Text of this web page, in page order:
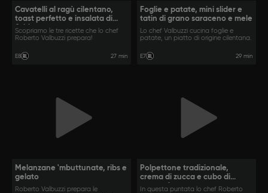
Cavatelli al ragù cilentano,
toast perfetto e insalata di
fichi
Scopriamo le tre ricette che lo chef
Roberto Valbuzzi prepara!
E8 27 min
Foglie e patate, mini slider e
tatin di grano saraceno e mele
Lo chef Valbuzzi cucina foglie e
patate, un piatto di origine cilentana.
E7 29 min
Melanzane 'mbuttunate, ribs e
gelato
Roberto Valbuzzi prepara le
Polpettone tradizionale,
crema di zucca e cubo di
zucca glassata
In questa puntata lo chef Roberto